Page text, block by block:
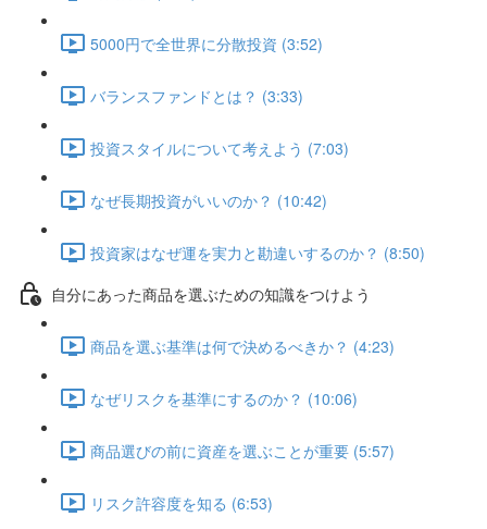
5000円で全世界に分散投資 (3:52)
バランスファンドとは？ (3:33)
投資スタイルについて考えよう (7:03)
なぜ長期投資がいいのか？ (10:42)
投資家はなぜ運を実力と勘違いするのか？ (8:50)
自分にあった商品を選ぶための知識をつけよう
商品を選ぶ基準は何で決めるべきか？ (4:23)
なぜリスクを基準にするのか？ (10:06)
商品選びの前に資産を選ぶことが重要 (5:57)
リスク許容度を知る (6:53)